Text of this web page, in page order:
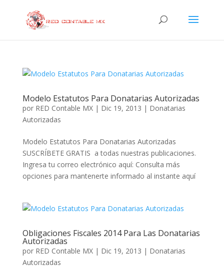
Modelo Estatutos Para Donatarias Autorizadas
por RED Contable MX| Dic 19, 2013 | Donatarias
Autorizadas
Modelo Estatutos Para Donatarias Autorizadas
SUSCRÍBETE GRATIS a todas nuestras publicaciones.
Ingresa tu correo electrónico aquí: Consulta más
opciones para mantenerte informado al instante aquí
Obligaciones Fiscales 2014 Para Las Donatarias
Autorizadas
por RED Contable MX| Dic 19, 2013 | Donatarias
Autorizadas